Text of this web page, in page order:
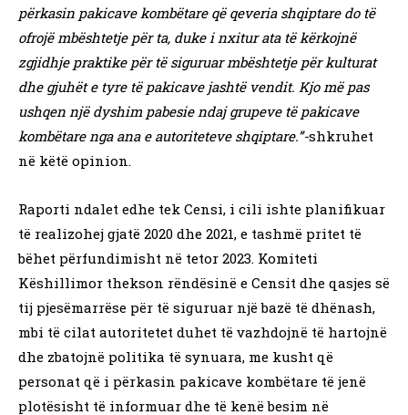
përkasin pakicave kombëtare që qeveria shqiptare do të
ofrojë mbështetje për ta, duke i nxitur ata të kërkojnë
zgjidhje praktike për të siguruar mbështetje për kulturat
dhe gjuhët e tyre të pakicave jashtë vendit. Kjo më pas
ushqen një dyshim pabesie ndaj grupeve të pakicave
kombëtare nga ana e autoriteteve shqiptare.”-shkruhet
në këtë opinion.
Raporti ndalet edhe tek Censi, i cili ishte planifikuar
të realizohej gjatë 2020 dhe 2021, e tashmë pritet të
bëhet përfundimisht në tetor 2023. Komiteti
Këshillimor thekson rëndësinë e Censit dhe qasjes së
tij pjesëmarrëse për të siguruar një bazë të dhënash,
mbi të cilat autoritetet duhet të vazhdojnë të hartojnë
dhe zbatojnë politika të synuara, me kusht që
personat që i përkasin pakicave kombëtare të jenë
plotësisht të informuar dhe të kenë besim në